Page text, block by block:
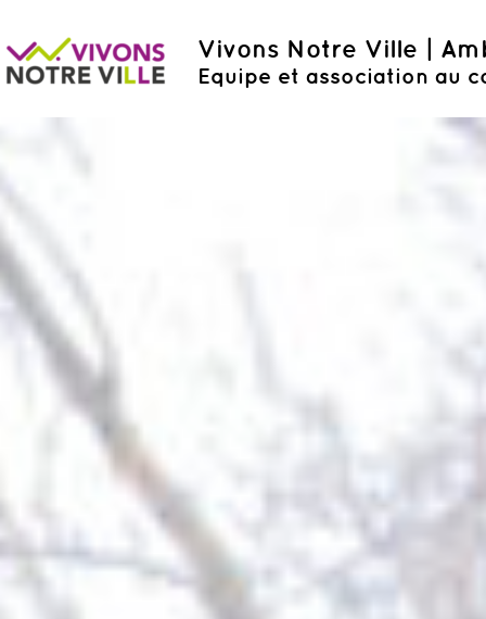
Vivons Notre Ville |
Equipe et association au